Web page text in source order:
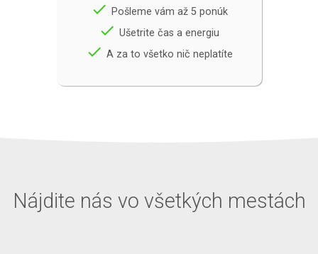
done Pošleme vám až 5 ponúk
done Ušetrite čas a energiu
done A za to všetko nič neplatíte
Nájdite nás vo všetkých mestách